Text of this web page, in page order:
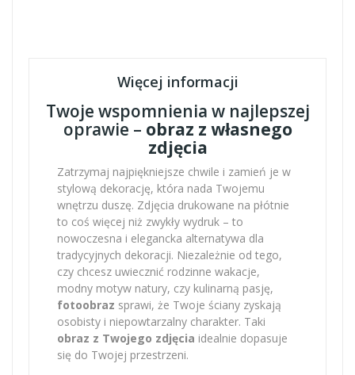
Więcej informacji
Twoje wspomnienia w najlepszej
oprawie – obraz z własnego
zdjęcia
Zatrzymaj najpiękniejsze chwile i zamień je w
stylową dekorację, która nada Twojemu
wnętrzu duszę. Zdjęcia drukowane na płótnie
to coś więcej niż zwykły wydruk – to
nowoczesna i elegancka alternatywa dla
tradycyjnych dekoracji. Niezależnie od tego,
czy chcesz uwiecznić rodzinne wakacje,
modny motyw natury, czy kulinarną pasję,
fotoobraz sprawi, że Twoje ściany zyskają
osobisty i niepowtarzalny charakter. Taki
obraz z Twojego zdjęcia idealnie dopasuje
się do Twojej przestrzeni.